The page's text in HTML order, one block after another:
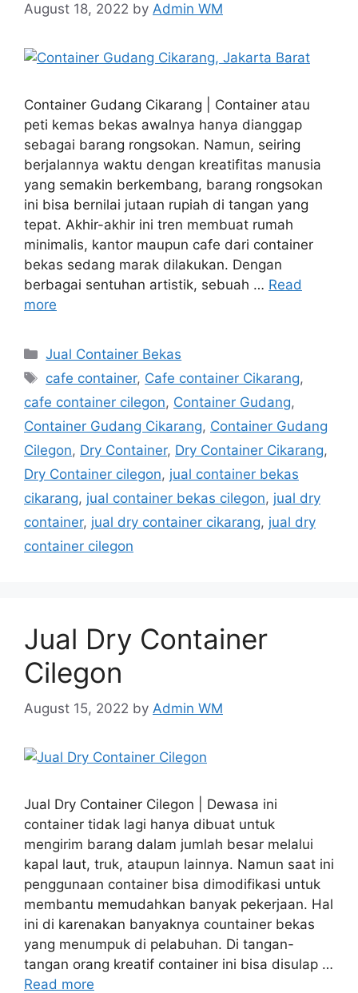
August 18, 2022 by Admin WM
Container Gudang Cikarang | Container atau
peti kemas bekas awalnya hanya dianggap
sebagai barang rongsokan. Namun, seiring
berjalannya waktu dengan kreatifitas manusia
yang semakin berkembang, barang rongsokan
ini bisa bernilai jutaan rupiah di tangan yang
tepat. Akhir-akhir ini tren membuat rumah
minimalis, kantor maupun cafe dari container
bekas sedang marak dilakukan. Dengan
berbagai sentuhan artistik, sebuah … Read
more
Categories
Jual Container Bekas
Tags
cafe container, Cafe container Cikarang,
cafe container cilegon, Container Gudang,
Container Gudang Cikarang, Container Gudang
Cilegon, Dry Container, Dry Container Cikarang,
Dry Container cilegon, jual container bekas
cikarang, jual container bekas cilegon, jual dry
container, jual dry container cikarang, jual dry
container cilegon
Jual Dry Container
Cilegon
August 15, 2022 by Admin WM
Jual Dry Container Cilegon | Dewasa ini
container tidak lagi hanya dibuat untuk
mengirim barang dalam jumlah besar melalui
kapal laut, truk, ataupun lainnya. Namun saat ini
penggunaan container bisa dimodifikasi untuk
membantu memudahkan banyak pekerjaan. Hal
ini di karenakan banyaknya countainer bekas
yang menumpuk di pelabuhan. Di tangan-
tangan orang kreatif container ini bisa disulap …
Read more